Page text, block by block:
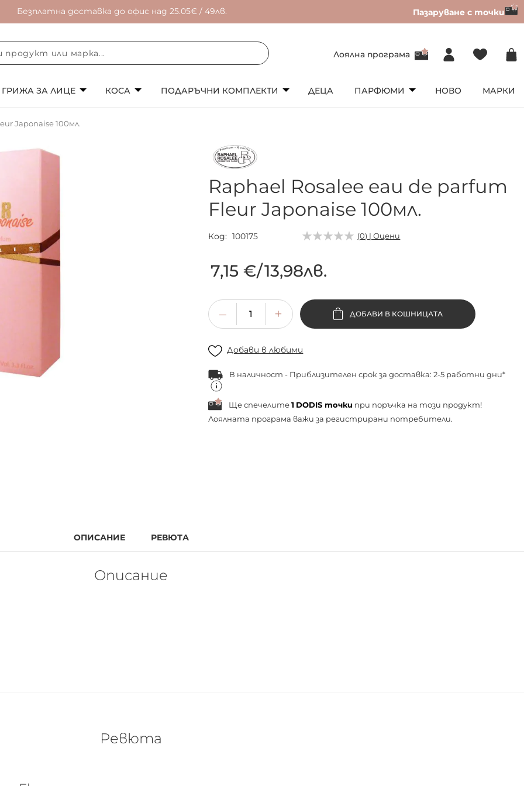
Безплатна доставка до офис над 25.05€ / 49лв. Пазаруване с точки
Лоялна програма
ГРИЖА ЗА ЛИЦЕ КОСА ПОДАРЪЧНИ КОМПЛЕКТИ ДЕЦА ПАРФЮМИ НОВО МАРКИ
Japonaise 100мл.
Raphael Rosalee eau de parfum
Fleur Japonaise 100мл.
Код 100175 (0) | Оцени
7,15 €/13,98лв.
ДОБАВИ В КОШНИЦАТА
Добави в любими
В наличност - Приблизителен срок за доставка: 2-5 работни дни*
Ще спечелите 1 DODIS точки при поръчка на този продукт!
Лоялната програма важи за регистрирани потребители.
ОПИСАНИЕ РЕВЮТА
Описание
Ревюта